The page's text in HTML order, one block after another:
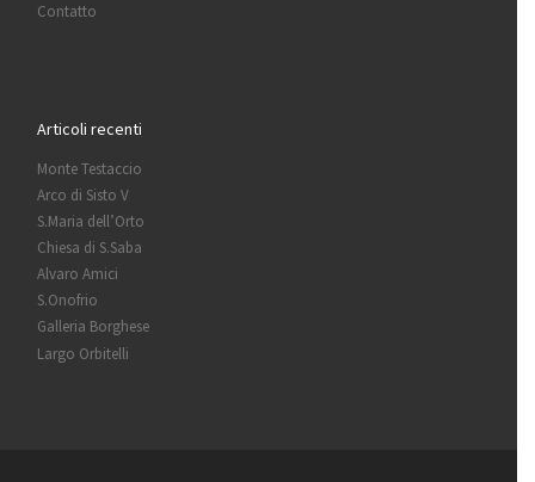
Contatto
Articoli recenti
Monte Testaccio
Arco di Sisto V
S.Maria dell’Orto
Chiesa di S.Saba
Alvaro Amici
S.Onofrio
Galleria Borghese
Largo Orbitelli